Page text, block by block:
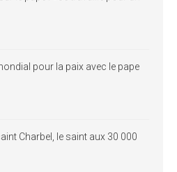
pour la paix avec le pape
Charbel, le saint aux 30 000